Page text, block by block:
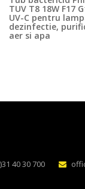
TUV T8 18W F17
UV-C pentru
dezinfectie,
aer si apa
40 30 700